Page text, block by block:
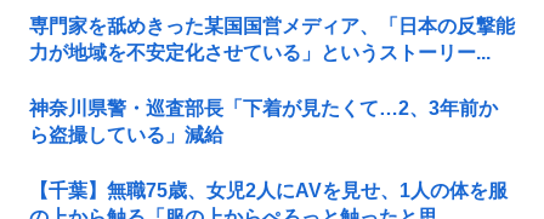
専門家を舐めきった某国国営メディア、「日本の反撃能
力が地域を不安定化させている」というストーリー...
神奈川県警・巡査部長「下着が見たくて…2、3年前か
ら盗撮している」減給
【千葉】無職75歳、女児2人にAVを見せ、1人の体を服